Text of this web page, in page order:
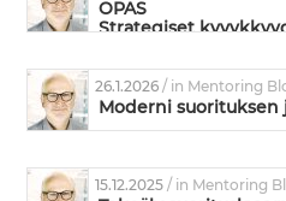
OPAS
Strategiset
26.1.2026/ in Mentoring
15.12.2025/ in Mentoring